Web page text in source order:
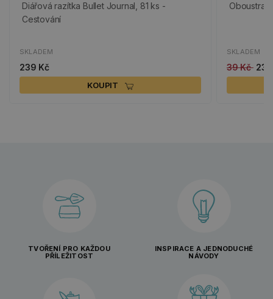
Diářová razítka Bullet Journal, 81 ks -
Cestování
SKLADEM
239 Kč
KOUPIT
SKLADEM
39 Kč 23
TVOŘENÍ PRO KAŽDOU
PŘÍLEŽITOST
INSPIRACE A JEDNODUCHÉ
NÁVODY